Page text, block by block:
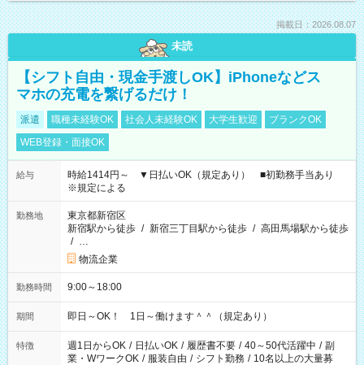
掲載日：2026.08.07
未読
【シフト自由・現金手渡しOK】iPhoneなどス
マホの充電を繋げるだけ！
派遣 職種未経験OK 社会人未経験OK 大学生歓迎
ブランクOK
WEB登録・面接OK
給与
時給1414円～ ▼日払いOK（規定あり） ■初勤務手当あり
※規定による
勤務地
東京都新宿区
新宿駅から徒歩 / 新宿三丁目駅から徒歩 / 高田馬場駅から徒歩
/ …
物流企業
勤務時間 9:00～18:00
期間 即日～OK！ 1日～働けます＾＾（規定あり）
特徴 週1日からOK / 日払いOK / 履歴書不要 / 40～50代活躍中 / 副
業・WワークOK / 服装自由 / シフト勤務 / 10名以上の大量募